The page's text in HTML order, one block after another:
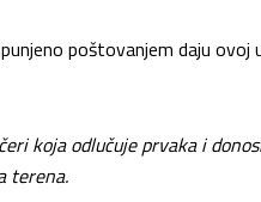
poštovanjem daju ovoj
koja odlučuje prvaka i
terena.